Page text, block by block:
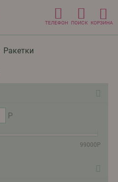
ТЕЛЕФОН ПОИСК КОРЗИНА
Ракетки
Р
99000 Р